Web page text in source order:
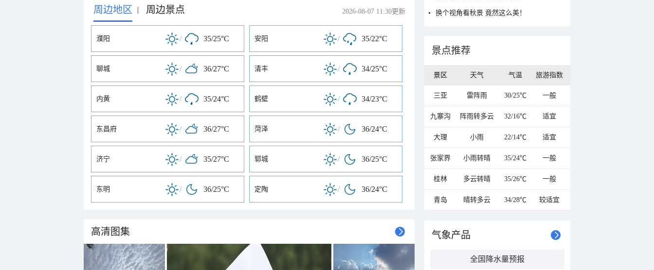
周边地区 | 周边景点 2026-08-07 11:30更新
濮阳 / 35/25°C 安阳 / 35/22°C
聊城 / 36/27°C 清丰 / 34/25°C
内黄 / 35/24°C 鹤壁 / 34/23°C
东昌府 / 36/27°C 菏泽 / 36/24°C
济宁 / 35/27°C 郓城 / 36/25°C
东明 / 36/25°C 定陶 / 36/24°C
高清图集
换个视角看秋景 竟然这么美！
景点推荐
景区 天气 气温 旅游指数
三亚 雷阵雨 30/25℃ 一般
九寨沟 阵雨转多云 32/16℃ 适宜
大理 小雨 22/14℃ 适宜
张家界 小雨转晴 35/24℃ 一般
桂林 多云转晴 35/26℃ 一般
青岛 晴转多云 34/28℃ 较适宜
气象产品
全国降水量预报